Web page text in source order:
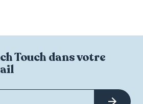
Touch dans votre